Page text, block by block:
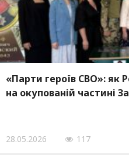
«Парти героїв СВО»: як
на окупованій частині
28.05.2026 117